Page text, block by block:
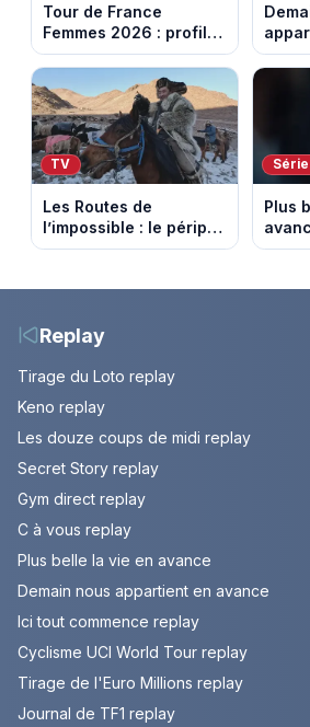
Tour de France
Femmes 2026 : profil
et horaires de la 7e
étape entre La Voulte-
sur-Rhône et le Mont
Ventoux
août
TV
Les Routes de
l’impossible : le périple
glacial d’une famille
Plus
2026
Replay
Tirage du Loto replay
Keno replay
Les douze coups de midi replay
Secret Story replay
Gym direct replay
C à vous replay
Plus belle la vie en avance
Demain nous appartient en avance
Ici tout commence replay
Cyclisme UCI World Tour replay
Tirage de l'Euro Millions replay
Journal de TF1 replay